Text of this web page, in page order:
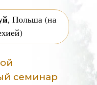
семинар
, Польша (на